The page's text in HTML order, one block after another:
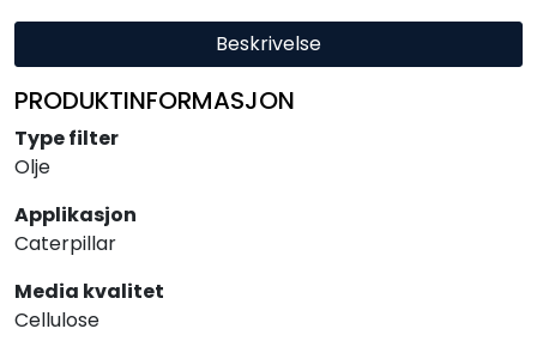
Beskrivelse
PRODUKTINFORMASJON
Type filter
Olje
Applikasjon
Caterpillar
Media kvalitet
Cellulose